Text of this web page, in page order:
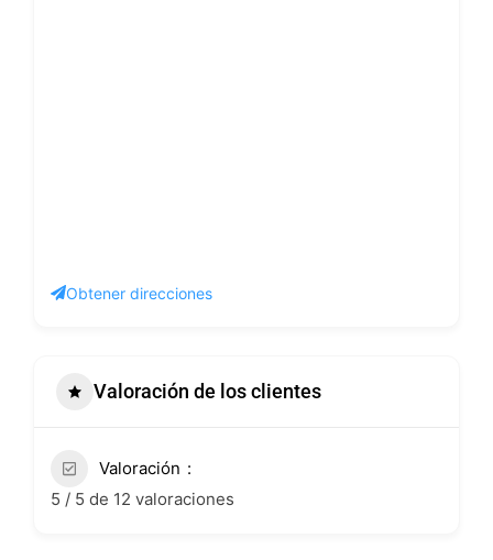
Obtener direcciones
Valoración de los clientes
Valoración
5 / 5 de 12 valoraciones